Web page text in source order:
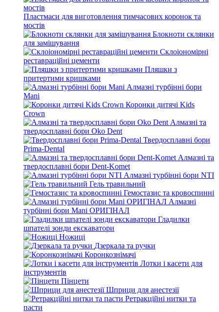
Пластмаси для виготовлення тимчасових коронок та
мостів
Блокноти склянки
для замішування
Склоіономірні
реставраційні цементи
Пляшки з
притертими кришками
Алмазні турбінні бори
Mani
Коронки дитячі Kids
Crown
Алмазні та
твердосплавні бори Oko Dent
Твердосплавні бори
Prima-Dental
Алмазні та
твердосплавні бори Dent-Komet
Алмазні турбінні бори NTI
Гель травильний
Гемостазис та кровоспинні
Алмазні
турбінні бори Mani ОРИГІНАЛ
Гладилки
шпателі зонди екскаватори
Ножиці
Дзеркала та ручки
Коронкознімачі
Лотки і касети для
інструментів
Пінцети
Шприци для анестезії
Ретракційні нитки та
пасти